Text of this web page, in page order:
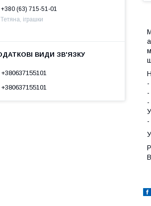
-
-
-
-
+380 (63) 715-51-01
Тетяна, іграшки
+380637155101
+380637155101